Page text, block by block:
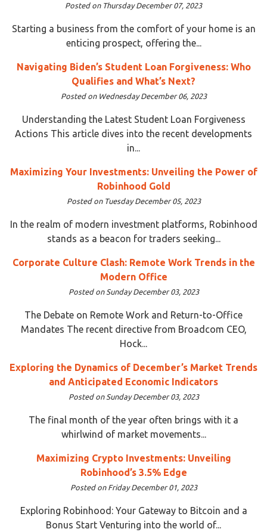
Posted on Thursday December 07, 2023
Starting a business from the comfort of your home is an
enticing prospect, offering the...
Navigating Biden’s Student Loan Forgiveness: Who
Qualifies and What’s Next?
Posted on Wednesday December 06, 2023
Understanding the Latest Student Loan Forgiveness
Actions This article dives into the recent developments
in...
Maximizing Your Investments: Unveiling the Power of
Robinhood Gold
Posted on Tuesday December 05, 2023
In the realm of modern investment platforms, Robinhood
stands as a beacon for traders seeking...
Corporate Culture Clash: Remote Work Trends in the
Modern Office
Posted on Sunday December 03, 2023
The Debate on Remote Work and Return-to-Office
Mandates The recent directive from Broadcom CEO,
Hock...
Exploring the Dynamics of December’s Market Trends
and Anticipated Economic Indicators
Posted on Sunday December 03, 2023
The final month of the year often brings with it a
whirlwind of market movements...
Maximizing Crypto Investments: Unveiling
Robinhood’s 3.5% Edge
Posted on Friday December 01, 2023
Exploring Robinhood: Your Gateway to Bitcoin and a
Bonus Start Venturing into the world of...